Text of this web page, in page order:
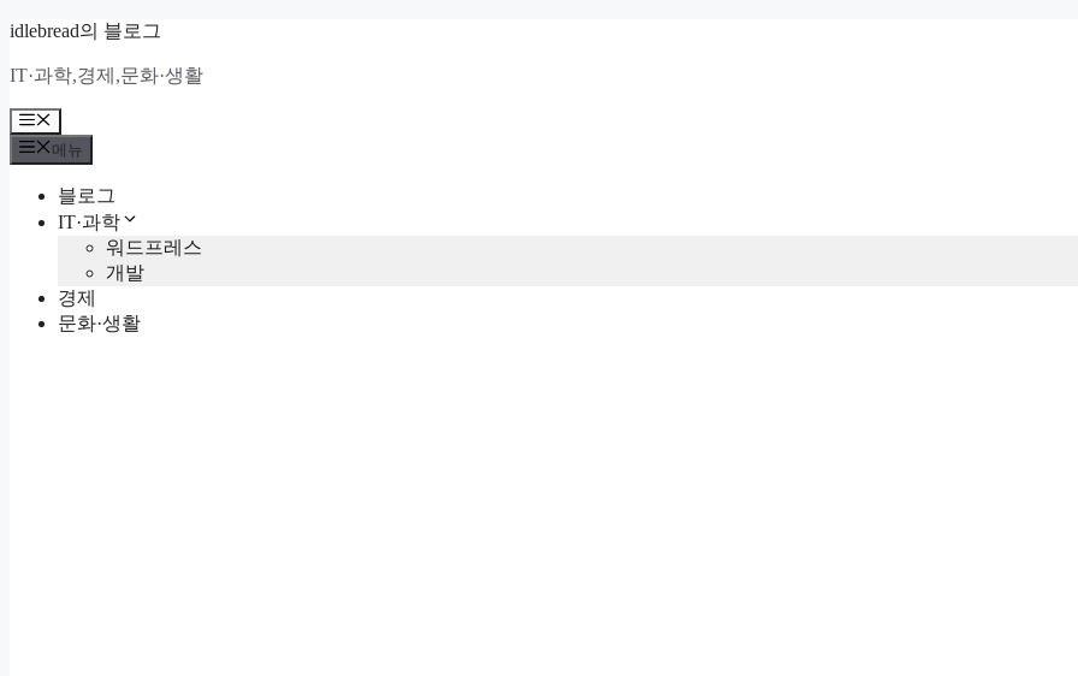
컨
츠
로
건
너
idlebread의 블로그
IT·과학,경제,문화·생활
메
뉴
메뉴
블로그
IT·과학
워드프레스
개발
경제
문화·생활